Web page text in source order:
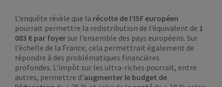
L’enquête révèle que la récolte de l’ISF européen
pourrait permettre la redistribution de l’équivalent de 1
083 € par foyersur l’ensemble des pays européens. Sur
l’échelle de la France, cela permettrait également de
répondre à des problématiques financières
profondes. L’impôt sur les ultra-riches pourrait, entre
autres, permettre d’augmenter le budget de